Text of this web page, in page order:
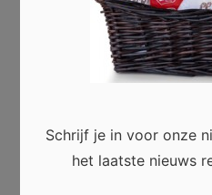
Schrijf je in voor onze
het laatste nieuws